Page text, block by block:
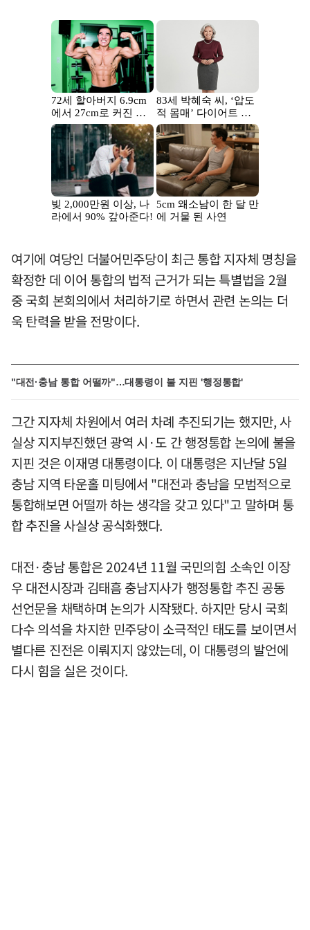
여기에 여당인 더불어민주당이 최근 통합 지자체 명칭을
확정한 데 이어 통합의 법적 근거가 되는 특별법을 2월
중 국회 본회의에서 처리하기로 하면서 관련 논의는 더
욱 탄력을 받을 전망이다.
"대전·충남 통합 어떨까"…대통령이 불 지핀 '행정통합'
그간 지자체 차원에서 여러 차례 추진되기는 했지만, 사
실상 지지부진했던 광역 시·도 간 행정통합 논의에 불을
지핀 것은 이재명 대통령이다. 이 대통령은 지난달 5일
충남 지역 타운홀 미팅에서 "대전과 충남을 모범적으로
통합해보면 어떨까 하는 생각을 갖고 있다"고 말하며 통
합 추진을 사실상 공식화했다.
대전·충남 통합은 2024년 11월 국민의힘 소속인 이장
우 대전시장과 김태흠 충남지사가 행정통합 추진 공동
선언문을 채택하며 논의가 시작됐다. 하지만 당시 국회
다수 의석을 차지한 민주당이 소극적인 태도를 보이면서
별다른 진전은 이뤄지지 않았는데, 이 대통령의 발언에
다시 힘을 실은 것이다.